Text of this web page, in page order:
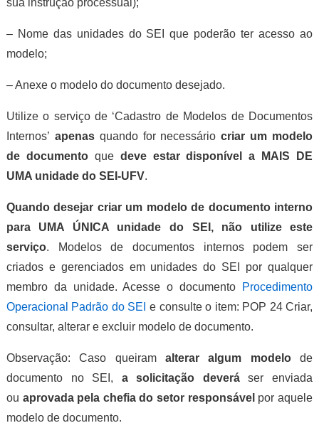
sua instrução processual);
– Nome das unidades do SEI que poderão ter acesso ao
modelo;
– Anexe o modelo do documento desejado.
Utilize o serviço de ‘Cadastro de Modelos de Documentos
Internos’ apenasquando for necessáriocriar um modelo
de documentoque deve estar disponível a MAIS DE
UMA unidade do SEI-UFV.
Quando desejar criar um modelo de documento interno
para UMA ÚNICA unidade do SEI, não utilize este
serviço. Modelos de documentos internos podem ser
criados e gerenciados em unidades do SEI por qualquer
membro da unidade. Acesse o documento
Procedimento
Operacional Padrão do SEI e consulte o item: POP 24 Criar,
consultar, alterar e excluir modelo de documento.
Observação: Caso queiram alterar algum modelode
documento no SEI, a solicitação deveráser enviada
ou aprovada pela chefia do setor responsável por aquele
modelo de documento.